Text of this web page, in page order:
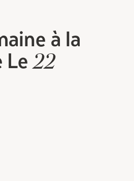
à la
Le22